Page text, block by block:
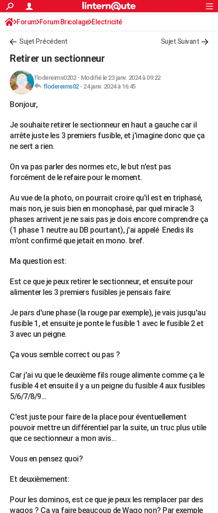
ACTUALITÉS
Politique
Société
Faits Divers
Education
Monde
Villes
+
FINANCE
Retraite
Impôts
Epargne
Immobilier
Risques naturels par ville
Banque
Assurance
Crédit
AUTO
Essais
Réserver un essai
Citadines
Berlines
SUV
Forum auto
+HIGH-TECH
Mobiles
Meilleur smartphone
Internet
Ordinateurs
Jeux vidéo
Guide high-tech
+
Forum
Aménagement intérieur
Extérieur
Cuisine
Salle de bains
Jardinage
Rangement
WEEK-END
Guides de France
Escapades
Patrimoine
Expositions
Musées
Week-end nature
+LIFESTYLE
Alimentation
Guide de la santé
Maladies
Médicaments
Sommeil
VOYAGE
Destinations
City break
Voyage nature
Voyage de noces
Forum
Climat
+PHOTO
CARTE DE VOEUX
DICTIONNAIRE
Dictionnaire
Biographies
Citations
Expressions
Proverbes
PROGRAMME TV
FORUM
S'inscrire
Connexion
Forum Forum Bricolage Electricité
Sujet Précédent Sujet Suivant
Retirer un sectionneur
flodereims0202- Modifié le 23 janv. 2024 à 09:22
flodereims02- 24 janv. 2024 à 16:45
Bonjour,
Je souhaite retirer le sectionneur en haut a gauche car il
arrête juste les 3 premiers fusible, et j'imagine donc que ça
ne sert a rien.
On va pas parler des normes etc, le but n'est pas
forcément de le refaire pour le moment.
Au vue de la photo, on pourrait croire qu'il est en triphasé,
mais non, je suis bien en monophasé, par quel miracle 3
phases arrivent je ne sais pas je dois encore comprendre ça
(1 phase 1 neutre au DB pourtant), j'ai appelé Enedis ils
m'ont confirmé que jetait en mono. bref.
Ma question est:
Est ce que je peux retirer le sectionneur, et ensuite pour
alimenter les 3 premiers fusibles je pensais faire:
Je pars d'une phase (la rouge par exemple), je vais jusqu'au
fusible 1, et ensuite je ponte le fusible 1 avec le fusible 2 et
3 avec un peigne.
Ça vous semble correct ou pas ?
Car j'ai vu que le deuxième fils rouge alimente comme ça le
fusible 4 et ensuite il y a un peigne du fusible 4 aux fusibles
5/6/7/8/9...
C'est juste pour faire de la place pour éventuellement
pouvoir mettre un différentiel par la suite, un truc plus utile
que ce sectionneur a mon avis...
Vous en pensez quoi?
Et deuxièmement:
Pour les dominos, est ce que je peux les remplacer par des
wagos ? Ça va faire beaucoup de Wago non? Par exemple